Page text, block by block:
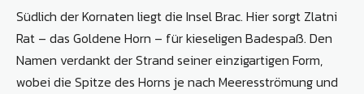
Südlich der Kornaten liegt die Insel Brac. Hier sorgt Zlatni
Rat – das Goldene Horn – für kieseligen Badespaß. Den
Namen verdankt der Strand seiner einzigartigen Form,
wobei die Spitze des Horns je nach Meeresströmung und